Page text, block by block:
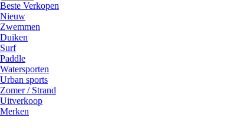
Beste Verkopen
Nieuw
Zwemmen
Duiken
Surf
Paddle
Watersporten
Urban sports
Zomer / Strand
Uitverkoop
Merken